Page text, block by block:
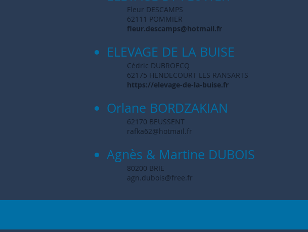
Fleur DESCAMPS
62111 POMMIER
fleur.descamps@hotmail.fr
ELEVAGE DE LA BUISE
Cédric DUBROECQ
62175 HENDECOURT LES RANSARTS
https://elevage-de-la-buise.fr
Orlane BORDZAKIAN
62170 BEUSSENT
rafka62@hotmail.fr
Agnès & Martine DUBOIS
80200 BRIE
agn.dubois@free.fr